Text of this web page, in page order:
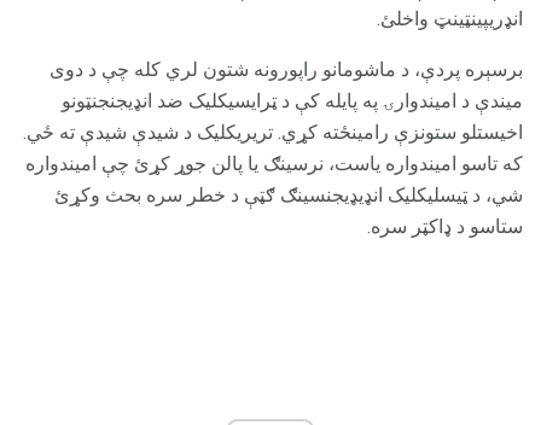
انډریپینټینټ واخلئ.
برسېره پردې، د ماشومانو راپورونه شتون لري کله چې د دوی
میندې د امیندوارۍ په پایله کې د ټرایسيکلیک ضد انډیجنجنټونو
اخیستلو ستونزې رامینځته کړي. تریريکلیک د شیدې شیدې ته ځي.
که تاسو امیندواره یاست، نرسینګ یا پالن جوړ کړئ چې امیندواره
شي، د ټیسلیکلیک انډیډیجنسینګ ګټې د خطر سره بحث وکړئ
ستاسو د ډاکټر سره.